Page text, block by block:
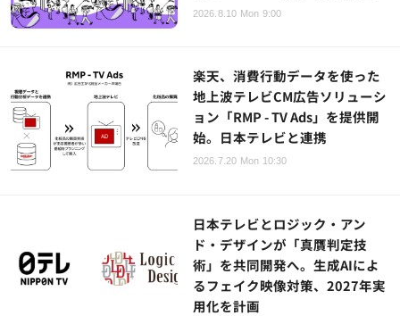
2026.8.10 Mon 9:00
楽天、消費行動データを使った
地上波テレビCM広告ソリューシ
ョン「RMP - TV Ads」を提供開
始。日本テレビと連携
2026.7.20 Mon 10:30
日本テレビとロジック・アン
ド・デザインが「真贋判定技
術」を共同開発へ。生成AIによ
るフェイク映像対策、2027年実
用化を計画